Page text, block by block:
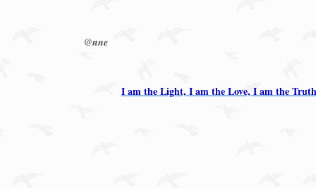
@nne
I am the Light, I am the Love, I am the